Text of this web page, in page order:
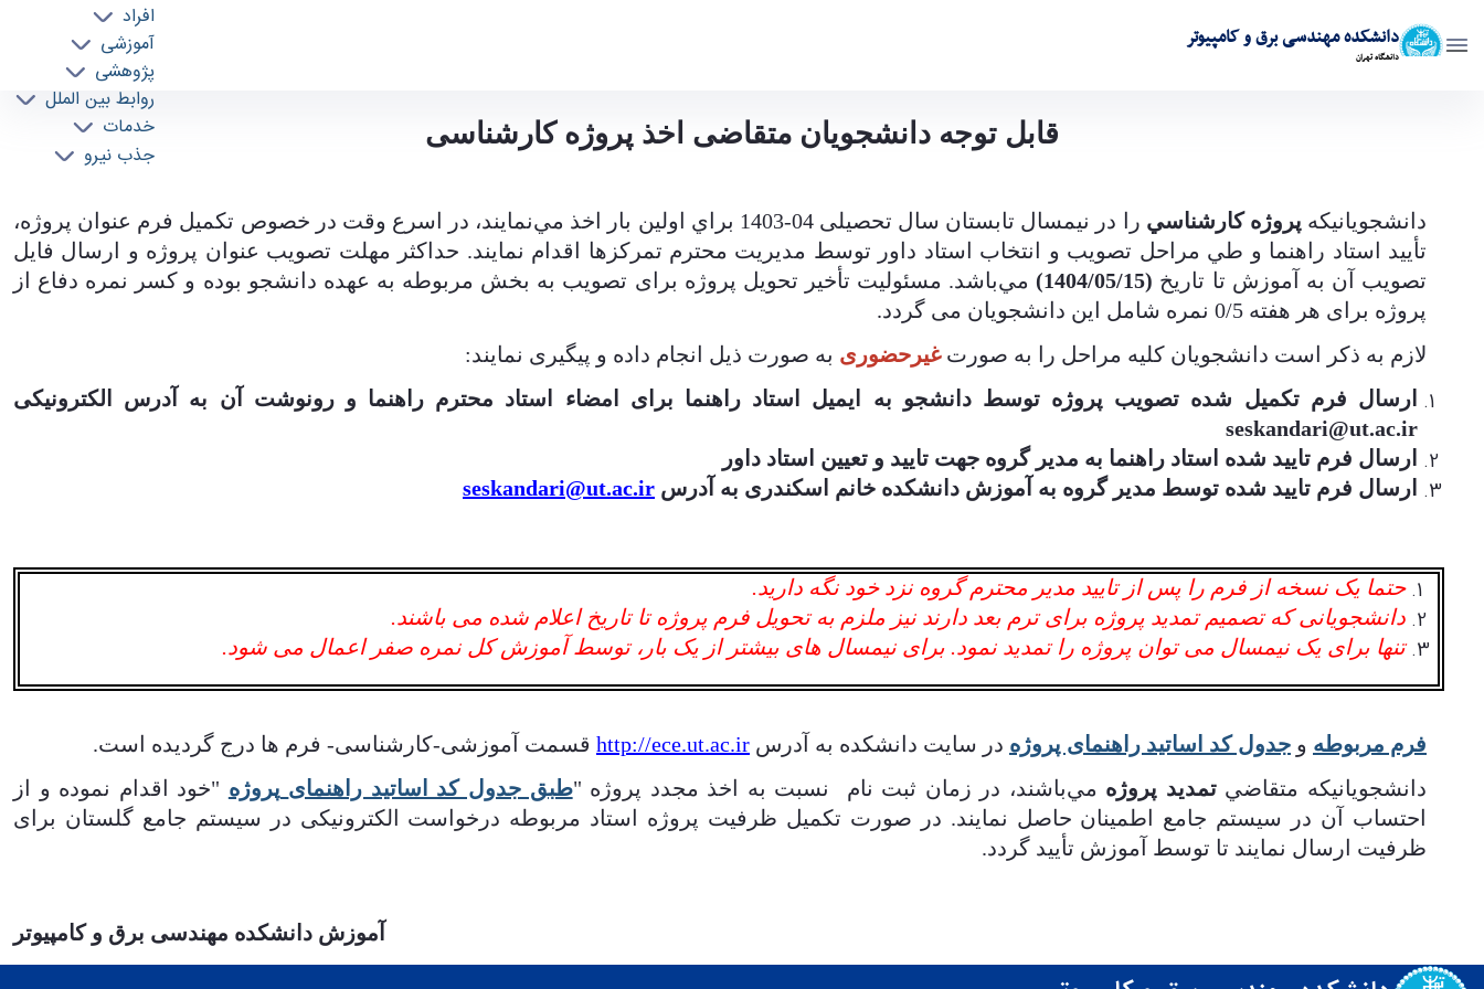
دانشکده مهندسی برق و کامپیوتر
دانشگاه تهران
افراد
آموزشی
پژوهشی
روابط بین الملل
خدمات
جذب نیرو
قابل توجه دانشجویان متقاضی اخذ پروژه کارشناسی - ece- دانشکده مهندسی برق و کامپیوترقابل توجه دانشجویان متقاضی اخذ پروژه کارشناسی
دانشجويانيكه پروژه كارشناسي
را در نيمسال تابستان سال تحصیلی 04-1403 براي اولين بار اخذ مي‌نمايند، در اسرع وقت در خصوص تكميل فرم عنوان پروژه،
تأييد استاد راهنما و طي مراحل تصويب و انتخاب استاد داور توسط مديريت محترم تمرکزها اقدام نمايند. حداكثر مهلت تصويب عنوان پروژه و ارسال فایل
تصويب آن به آموزش تا تاریخ (1404/05/15) مي‌باشد. مسئولیت تأخیر تحویل پروژه برای تصویب به بخش مربوطه به عهده دانشجو بوده و کسر نمره دفاع از
پروژه برای هر هفته 0/5 نمره شامل این دانشجویان می گردد
.
لازم به ذکر است دانشجویان کلیه مراحل را به صورتغیرحضوری به صورت ذیل انجام داده و پیگیری نمایند:
ارسال فرم تکمیل شده تصویب پروژه توسط دانشجو به ایمیل استاد راهنما برای امضاء استاد محترم راهنما و رونوشت آن به آدرس الکترونیکی
seskandari@ut.ac.ir
ارسال فرم تایید شده استاد راهنما به مدیر گروه جهت تایید و تعیین استاد داور
ارسال فرم تایید شده توسط مدیر گروه به آموزش دانشکده خانم اسکندری به آدرس seskandari@ut.ac.ir
حتما یک نسخه از فرم را پس از تایید مدیر محترم گروه نزد خود نگه دارید.
دانشجویانی که تصمیم تمدید پروژه برای ترم بعد دارند نیز ملزم به تحویل فرم پروژه تا تاریخ اعلام شده می باشند.
تنها برای یک نیمسال می توان پروژه را تمدید نمود. برای نیمسال های بیشتر از یک بار، توسط آموزش کل نمره صفر اعمال می شود.
فرم مربوطه و جدول کد اساتيد راهنمای پروژه در سايت دانشكده به آدرس http://ece.ut.ac.ir قسمت آموزشی-کارشناسی- فرم ها درج گرديده است.
دانشجويانيكه متقاضيتمديد پروژه مي‌باشند، در زمان ثبت نام نسبت به اخذ مجدد پروژه "طبق جدول کد اساتید راهنمای پروژه "خود اقدام نموده و از
احتساب آن در سيستم جامع اطمينان حاصل نمايند. در صورت تکمیل ظرفیت پروژه استاد مربوطه درخواست الکترونيکی در سیستم جامع گلستان برای
ظرفیت ارسال نمایند تا توسط آموزش تأييد گردد.
آموزش دانشکده مهندسی برق و کامپيوتر